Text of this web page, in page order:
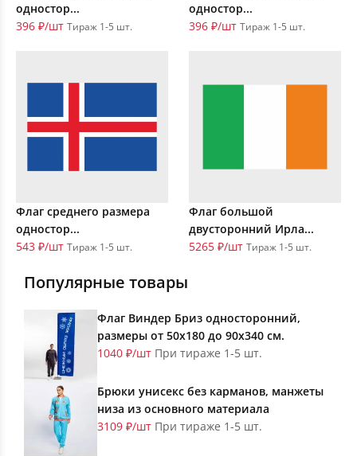
одностор...
396 ₽/шт Тираж 1-5 шт.
одностор...
396 ₽/шт Тираж 1-5 шт.
Флаг среднего размера
одностор...
543 ₽/шт Тираж 1-5 шт.
Флаг большой
двусторонний Ирла...
5265 ₽/шт Тираж 1-5 шт.
Популярные товары
Флаг Виндер Бриз односторонний,
размеры от 50х180 до 90х340 см.
1040 ₽/шт При тираже 1-5 шт.
Брюки унисекс без карманов, манжеты
низа из основного материала
3109 ₽/шт При тираже 1-5 шт.